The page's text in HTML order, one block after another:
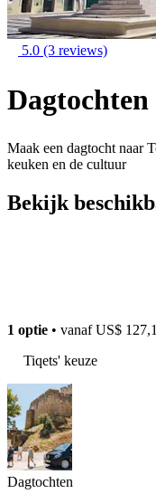
5.0 (3 reviews)
Maak een dagtocht naar
keuken en de cultuur
Bekijk
1 optie • vanafUS$
Tiqets' keuze
Dagtochten